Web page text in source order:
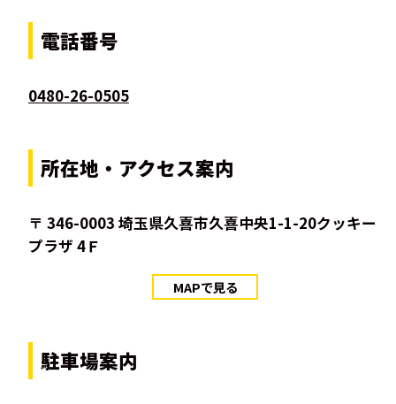
電話番号
0480-26-0505
所在地・アクセス案内
〒 346-0003 埼玉県久喜市久喜中央1-1-20クッキー
プラザ 4Ｆ
MAPで見る
駐車場案内